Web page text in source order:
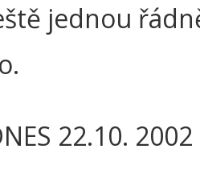
jednou
22.10. 2002